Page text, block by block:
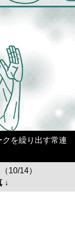
を繰り出す常連
10/14）
↓